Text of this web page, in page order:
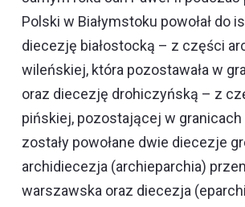
Polski w Białymstoku powołał do
diecezję białostocką – z części
wileńskiej, która pozostawała w
oraz diecezję drohiczyńską – z
pińskiej, pozostającej w granicach
zostały powołane dwie diecezje
archidiecezja (archieparchia)
warszawska oraz diecezja